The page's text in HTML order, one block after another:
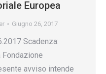
Europea
Giugno 26, 2017
Scadenza:
avviso intende